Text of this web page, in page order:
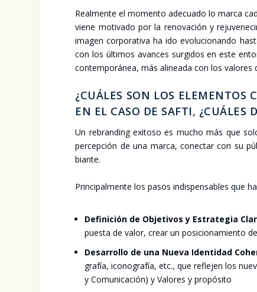
Real­men­te el momen­to ade­cua­do lo mar­ca
vie­ne moti­va­do por la reno­va­ción y
ima­gen cor­po­ra­ti­va ha ido evo­lu­cio­nan­do
con los últi­mos avan­ces sur­gi­dos en este
con­tem­po­rá­nea, más ali­nea­da con los valo­res
¿CUÁ­LES SON LOS ELE­MEN­TOS
EN EL CASO DE SAF­TI, ¿CUÁ­LES
Un rebran­ding exi­to­so es mucho más que
per­cep­ción de una mar­ca, conec­tar con su
bian­te.
Prin­ci­pal­men­te los pasos indis­pen­sa­bles que
Defi­ni­ción de Obje­ti­vos y Estra­te­gia
pues­ta de valor, crear un posi­cio­na­mien­to
Desa­rro­llo de una Nue­va Iden­ti­dad
gra­fía, ico­no­gra­fía, etc., que refle­jen los
y Comu­ni­ca­ción) y Valo­res y pro­pó­si­to